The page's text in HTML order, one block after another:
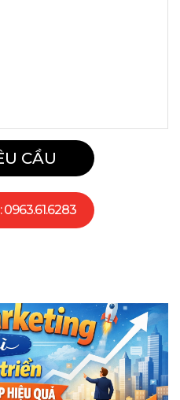
: 0963.61.6283